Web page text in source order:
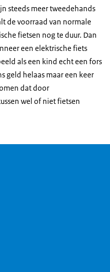
steeds meer tweedehands
de voorraad van normale
fietsen nog te duur. Dan
een elektrische fiets
als een kind echt een fors
geld helaas maar een keer
dat door
wel of niet fietsen